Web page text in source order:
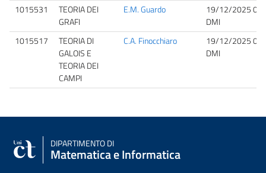
1015531
TEORIA DEI
GRAFI
E.M. Guardo
19/12/2025
DMI
1015517
TEORIA DI
GALOIS E
TEORIA DEI
CAMPI
C.A. Finocchiaro
19/12/2025
DMI
DIPARTIMENTO DI
Matematica e Informatica